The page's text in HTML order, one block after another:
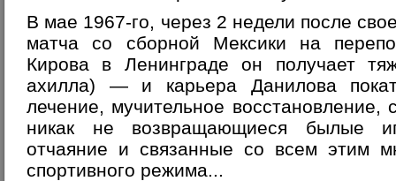
В мае 1967-го, через 2 недели после
матча со сборной Мексики на
Кирова в Ленинграде он получает
ахилла) — и карьера Данилова
лечение, мучительное восстановление,
никак не возвращающиеся былые
отчаяние и связанные со всем этим
спортивного режима...